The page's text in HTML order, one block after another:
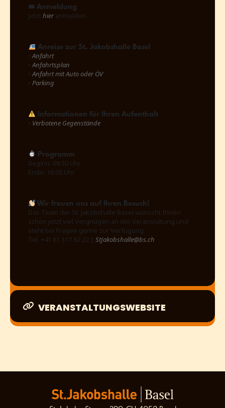
🎟 Anmeldung
Jetzthieranmelden.
Anreise zur St. Jakobshalle Basel
•Anfahrt
•Anfahrtsplan
•Anfahrt mit Auto oder ÖV
• Parking
Informationen für Ihren Aufenthalt
• Verbotene Gegenstände
Programm
Beginn: 09:30 Uhr
Ende: 16:00 Uhr
Wir freuen uns auf Ihren Besuch!
Das Team der St. Jakobshalle Basel wünscht Ihnen
schon jetzt viel Vergnügen an der Veranstaltung und
steht bei Fragen gerne zur Verfügung.
Tel. +41 61 317 82 22 | StJakobshalle@bs.ch
VERANSTALTUNGSWEBSITE